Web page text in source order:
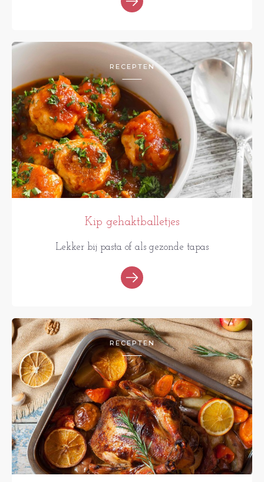
RECEPTEN
Kip gehaktballetjes
Lekker bij pasta of als gezonde tapas
RECEPTEN